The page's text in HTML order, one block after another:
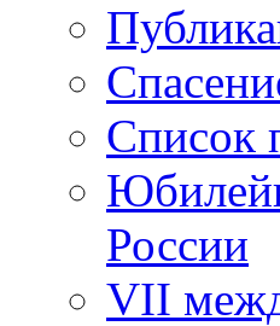
Список
России
VII